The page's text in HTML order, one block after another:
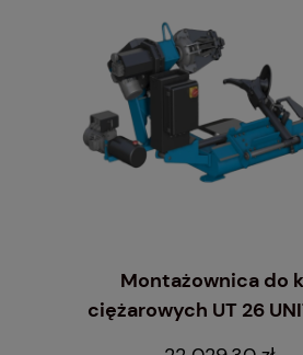
Montażownica do
ciężarowych UT 26